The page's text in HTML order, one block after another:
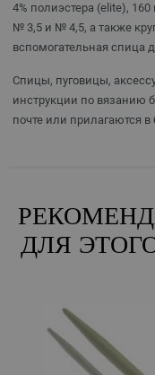
4% полиэстера (elite),
№ 3,5 и № 4,5, а также
вспомогательная спица
Спицы, пуговицы,
инструкции по вязанию
почте или прилагаются
ДЛЯ